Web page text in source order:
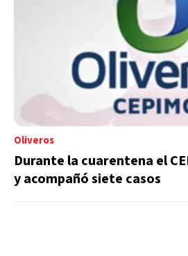
Oliveros
Durante la cuarentena el
y acompañó siete casos